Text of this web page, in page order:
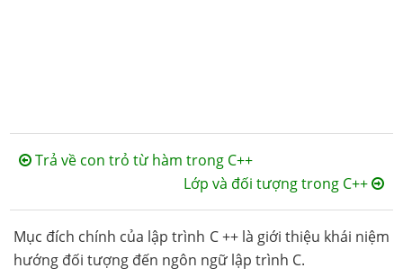
Trả về con trỏ từ hàm trong C++
Lớp và đối tượng trong C++
Mục đích chính của lập trình C ++ là giới thiệu khái niệm
hướng đối tượng đến ngôn ngữ lập trình C.